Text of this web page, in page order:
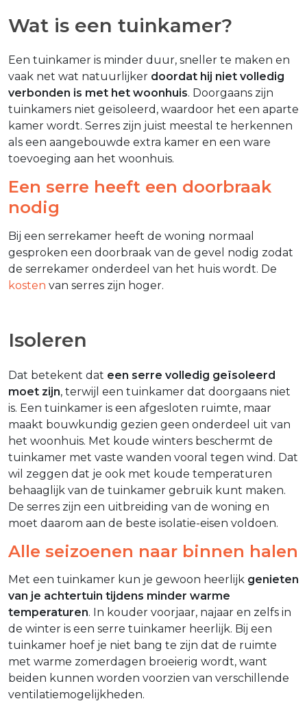
Wat is een tuinkamer?
Een tuinkamer is minder duur, sneller te maken en
vaak net wat natuurlijker doordat hij niet volledig
verbonden is met het woonhuis. Doorgaans zijn
tuinkamers niet geïsoleerd, waardoor het een aparte
kamer wordt. Serres zijn juist meestal te herkennen
als een aangebouwde extra kamer en een ware
toevoeging aan het woonhuis.
Een serre heeft een doorbraak
nodig
Bij een serrekamer heeft de woning normaal
gesproken een doorbraak van de gevel nodig zodat
de serrekamer onderdeel van het huis wordt. De
kosten van serres zijn hoger.
Isoleren
Dat betekent dat een serre volledig geïsoleerd
moet zijn, terwijl een tuinkamer dat doorgaans niet
is. Een tuinkamer is een afgesloten ruimte, maar
maakt bouwkundig gezien geen onderdeel uit van
het woonhuis. Met koude winters beschermt de
tuinkamer met vaste wanden vooral tegen wind. Dat
wil zeggen dat je ook met koude temperaturen
behaaglijk van de tuinkamer gebruik kunt maken.
De serres zijn een uitbreiding van de woning en
moet daarom aan de beste isolatie-eisen voldoen.
Alle seizoenen naar binnen halen
Met een tuinkamer kun je gewoon heerlijk genieten
van je achtertuin tijdens minder warme
temperaturen. In kouder voorjaar, najaar en zelfs in
de winter is een serre tuinkamer heerlijk. Bij een
tuinkamer hoef je niet bang te zijn dat de ruimte
met warme zomerdagen broeierig wordt, want
beiden kunnen worden voorzien van verschillende
ventilatiemogelijkheden.